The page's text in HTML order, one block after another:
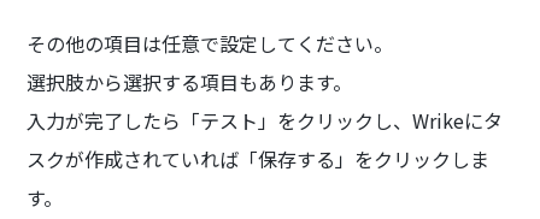
その他の項目は任意で設定してください。
選択肢から選択する項目もあります。
入力が完了したら「テスト」をクリックし、Wrikeにタ
スクが作成されていれば「保存する」をクリックしま
す。